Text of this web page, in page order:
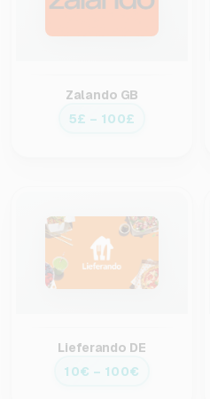
Zalando GB
5£ – 100£
Lieferando DE
10€ – 100€